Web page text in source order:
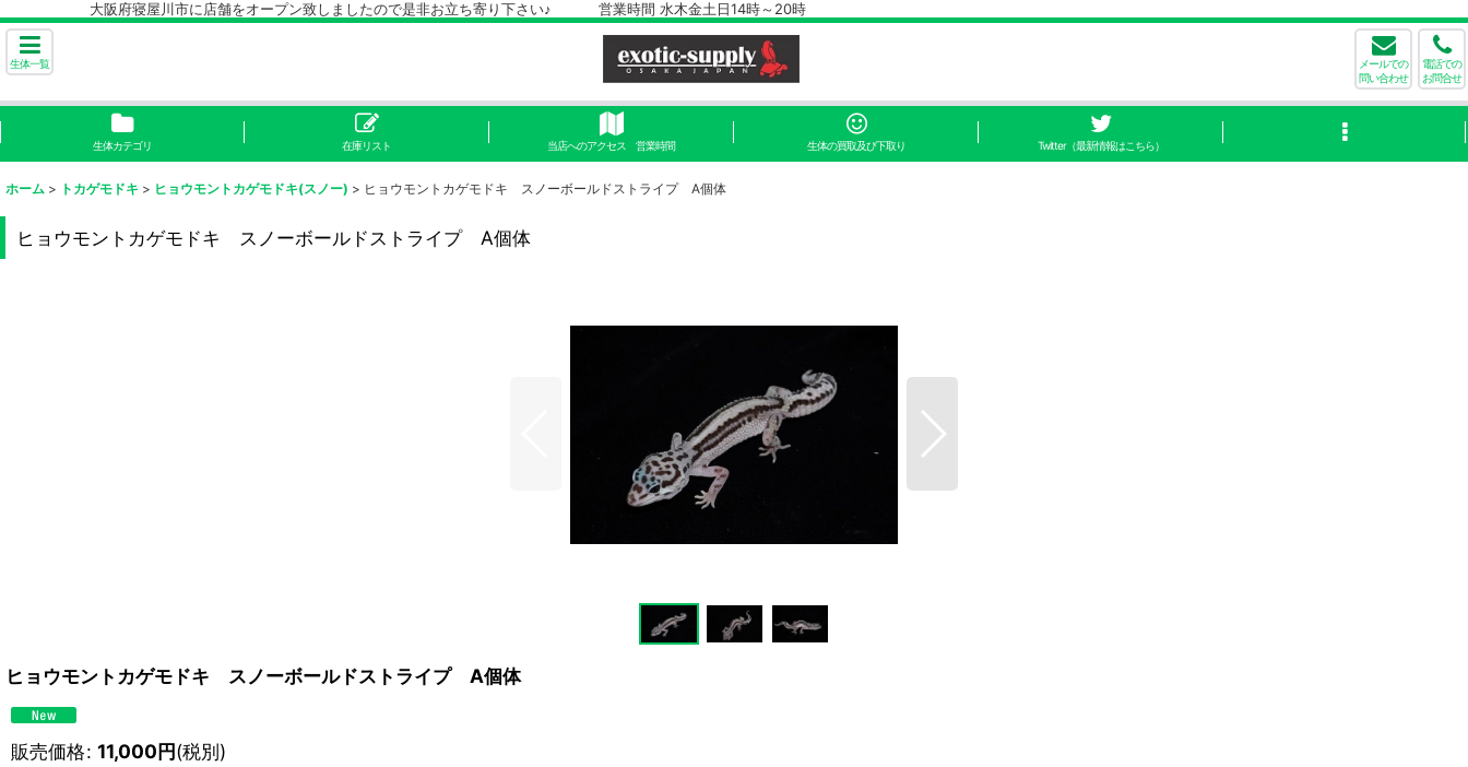
大阪府寝屋川市に店舗をオープン致しましたので是非お立ち寄り下さい♪ 営業時間 水木金土日14時～20時
生体一覧
メールでの
問い合わせ
電話での
お問合せ
生体カテゴリ 在庫リスト 当店へのアクセス 営業時間 生体の買取及び下取り Twitter（最新情報はこちら）
ホーム > トカゲモドキ > ヒョウモントカゲモドキ(スノー) > ヒョウモントカゲモドキ スノーボールドストライプ A個体
ヒョウモントカゲモドキ スノーボールドストライプ A個体
ヒョウモントカゲモドキ スノーボールドストライプ A個体
販売価格: 11,000円(税別)